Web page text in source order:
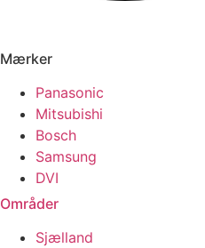
Mærker
Panasonic
Mitsubishi
Bosch
Samsung
DVI
Områder
Sjælland